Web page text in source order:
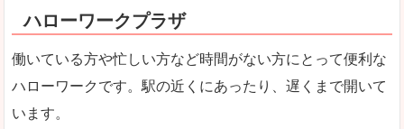
ハローワークプラザ
働いている方や忙しい方など時間がない方にとって便利な
ハローワークです。駅の近くにあったり、遅くまで開いて
います。